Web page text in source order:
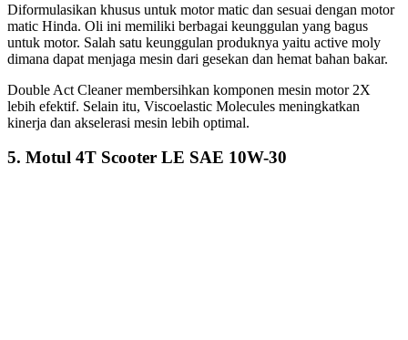
Diformulasikan khusus untuk motor matic dan sesuai dengan motor
matic Hinda. Oli ini memiliki berbagai keunggulan yang bagus
untuk motor. Salah satu keunggulan produknya yaitu active moly
dimana dapat menjaga mesin dari gesekan dan hemat bahan bakar.
Double Act Cleaner membersihkan komponen mesin motor 2X
lebih efektif. Selain itu, Viscoelastic Molecules meningkatkan
kinerja dan akselerasi mesin lebih optimal.
5. Motul 4T Scooter LE SAE 10W-30